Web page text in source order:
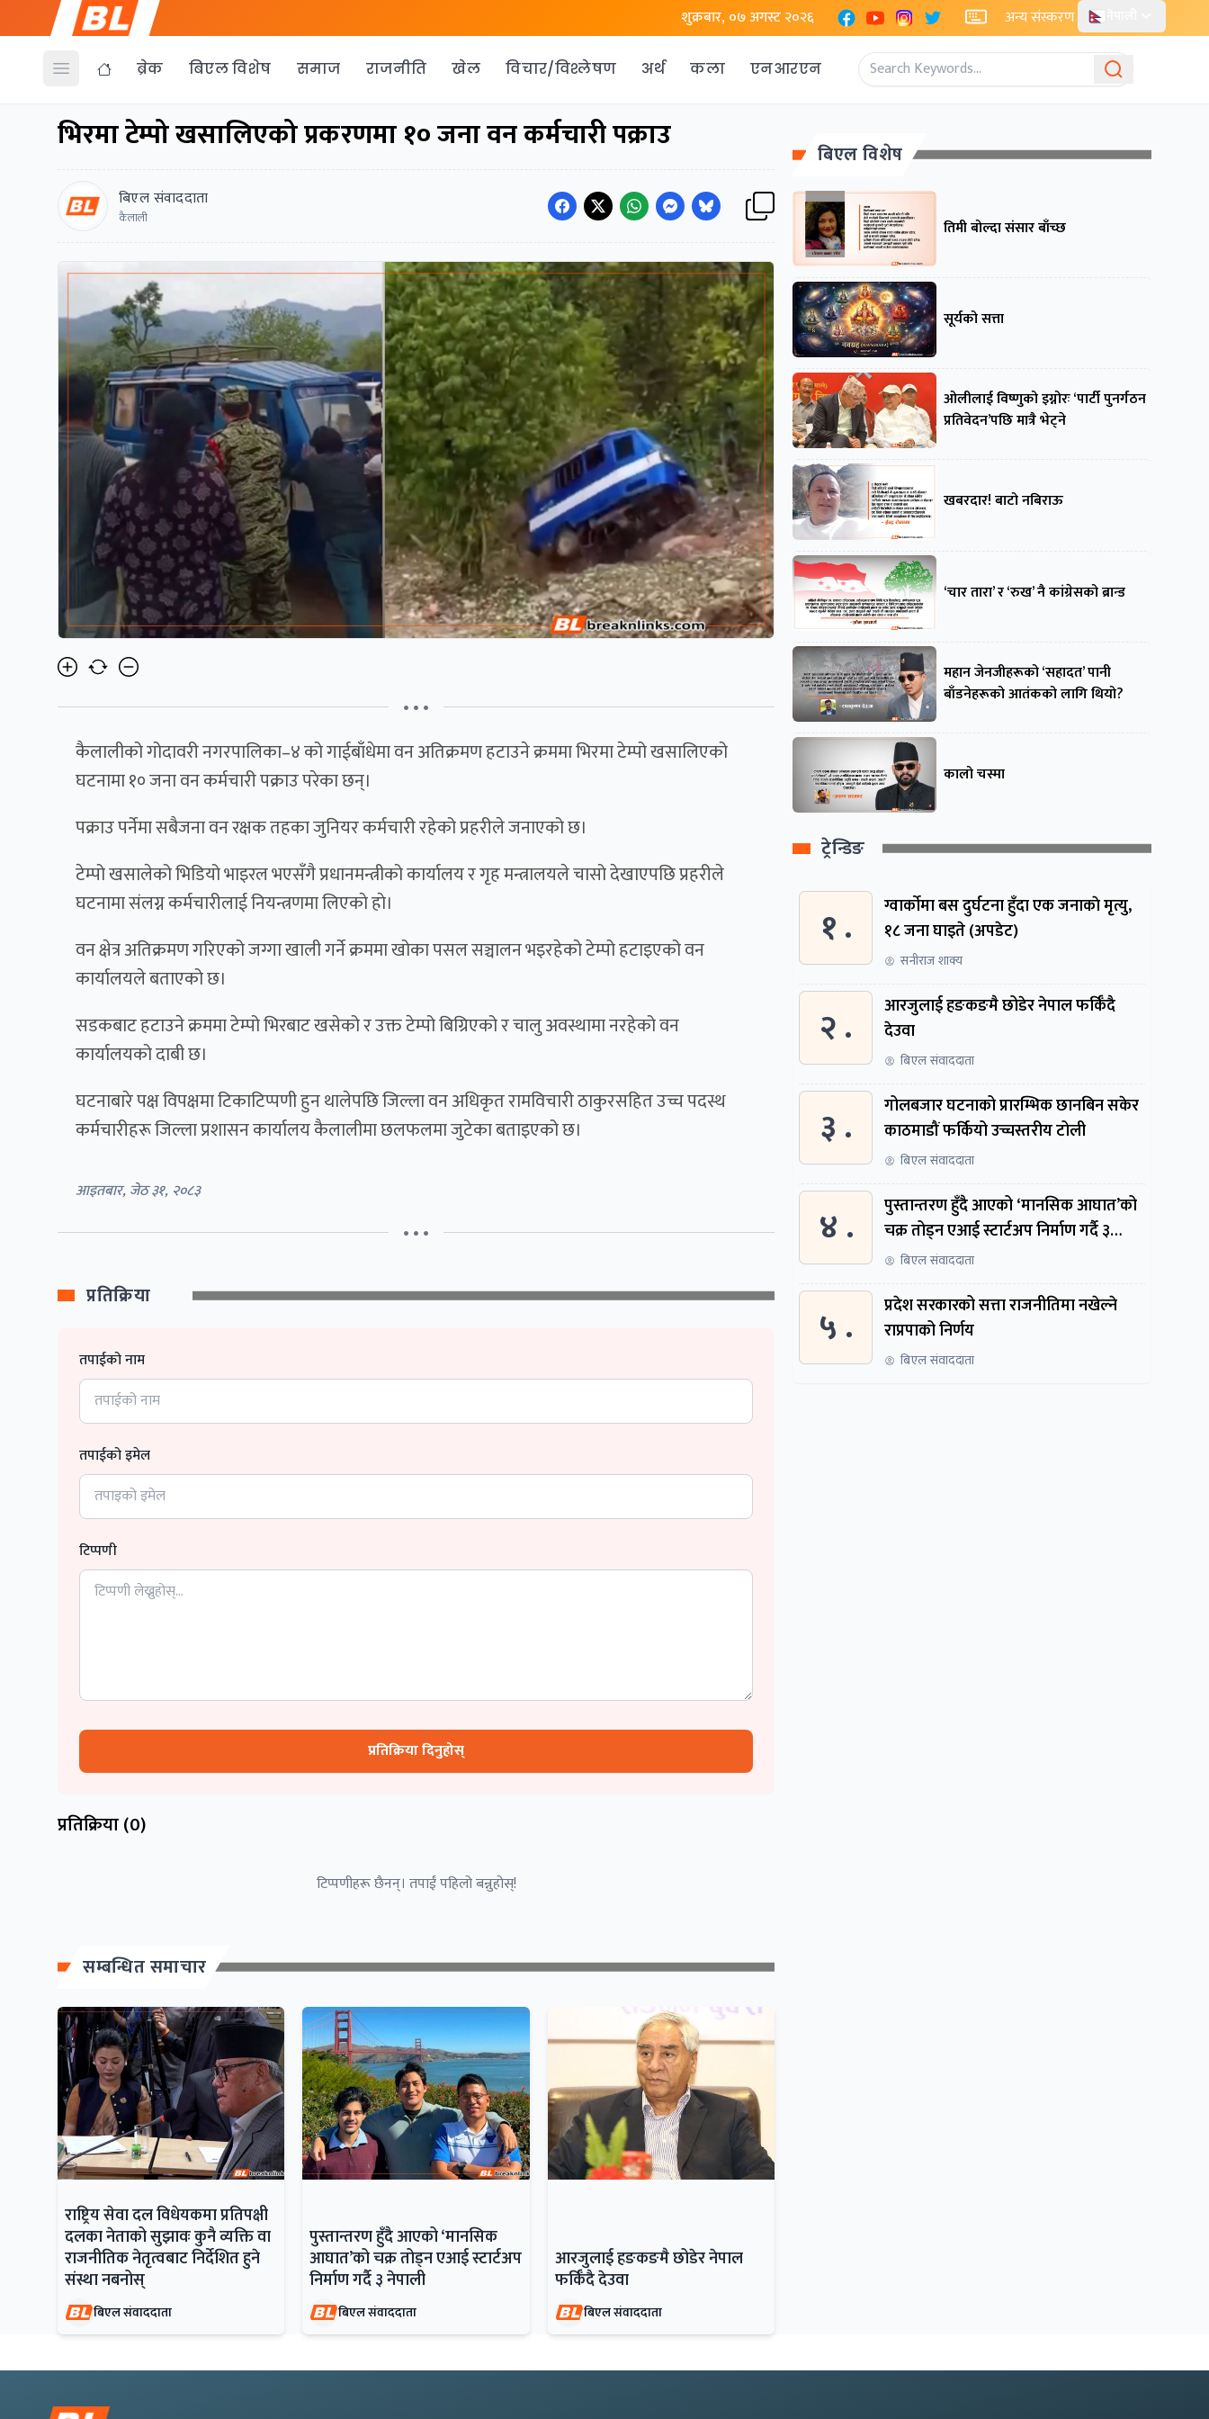
शुक्रबार, ०७ अगस्ट २०२६ FacebookYouTubeInstagram
X अन्य संस्करण
Open menu ब्रेक बिएल विशेष समाज राजनीति खेल विचार/विश्लेषण अर्थ कला एनआरएन
भिरमा टेम्पो खसालिएको प्रकरणमा १० जना वन कर्मचारी पक्राउ
बिएल संवाददाता
कैलाली
• • •
कैलालीको गोदावरी नगरपालिका–४ को गाईबाँधेमा वन अतिक्रमण हटाउने क्रममा भिरमा टेम्पो खसालिएको
घटनामा १० जना वन कर्मचारी पक्राउ परेका छन्।
पक्राउ पर्नेमा सबैजना वन रक्षक तहका जुनियर कर्मचारी रहेको प्रहरीले जनाएको छ।
टेम्पो खसालेको भिडियो भाइरल भएसँगै प्रधानमन्त्रीको कार्यालय र गृह मन्त्रालयले चासो देखाएपछि प्रहरीले
घटनामा संलग्न कर्मचारीलाई नियन्त्रणमा लिएकाे हाे।
वन क्षेत्र अतिक्रमण गरिएको जग्गा खाली गर्ने क्रममा खोका पसल सञ्चालन भइरहेको टेम्पो हटाइएको वन
कार्यालयले बताएको छ।
सडकबाट हटाउने क्रममा टेम्पो भिरबाट खसेको र उक्त टेम्पो बिग्रिएको र चालु अवस्थामा नरहेको वन
कार्यालयको दाबी छ।
घटनाबारे पक्ष विपक्षमा टिकाटिप्पणी हुन थालेपछि जिल्ला वन अधिकृत रामविचारी ठाकुरसहित उच्च पदस्थ
कर्मचारीहरू जिल्ला प्रशासन कार्यालय कैलालीमा छलफलमा जुटेका बताइएको छ।
आइतबार, जेठ ३१, २०८३
• • •
प्रतिक्रिया
तपाईको नाम
तपाईको इमेल
टिप्पणी
प्रतिक्रिया दिनुहोस्
प्रतिक्रिया (0)
टिप्पणीहरू छैनन्। तपाईं पहिलो बन्नुहोस्!
सम्बन्धित समाचार
राष्ट्रिय सेवा दल विधेयकमा प्रतिपक्षी
दलका नेताको सुझावः कुनै व्यक्ति वा
राजनीतिक नेतृत्वबाट निर्देशित हुने
संस्था नबनोस्
बिएल संवाददाता
पुस्तान्तरण हुँदै आएको ‘मानसिक
आघात’को चक्र तोड्न एआई स्टार्टअप
निर्माण गर्दै ३ नेपाली
बिएल संवाददाता
आरजुलाई हङकङमै छोडेर नेपाल
फर्किँदै देउवा
बिएल संवाददाता
बिएल विशेष
तिमी बोल्दा संसार बाँच्छ
सूर्यको सत्ता
ओलीलाई विष्णुको इग्नोरः ‘पार्टी पुनर्गठन
प्रतिवेदन’पछि मात्रै भेट्ने
खबरदार! बाटो नबिराऊ
‘चार तारा’ र ‘रुख’ नै कांग्रेसको ब्रान्ड
महान जेनजीहरूको ‘सहादत’ पानी
बाँडनेहरूको आतंकको लागि थियो?
कालो चस्मा
ट्रेन्डिङ
१ .
ग्वार्काेमा बस दुर्घटना हुँदा एक जनाकाे मृत्यु,
१८ जना घाइते (अपडेट)
सनीराज शाक्य
२ .
आरजुलाई हङकङमै छोडेर नेपाल फर्किँदै
देउवा
बिएल संवाददाता
३ .
गोलबजार घटनाको प्रारम्भिक छानबिन सकेर
काठमाडौं फर्कियो उच्चस्तरीय टोली
बिएल संवाददाता
४ .
पुस्तान्तरण हुँदै आएको ‘मानसिक आघात’को
चक्र तोड्न एआई स्टार्टअप निर्माण गर्दै ३
नेपाली
बिएल संवाददाता
५ .
प्रदेश सरकारको सत्ता राजनीतिमा नखेल्ने
राप्रपाको निर्णय
बिएल संवाददाता